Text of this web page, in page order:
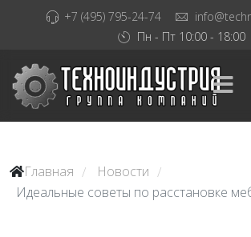
+7 (495) 795-24-74
Пн - Пт 10:00 - 18:00
Главная / Новости /
Идеальные советы по расстановке